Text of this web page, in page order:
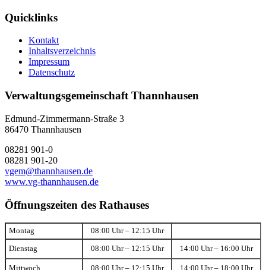
Quicklinks
Kontakt
Inhaltsverzeichnis
Impressum
Datenschutz
Verwaltungsgemeinschaft Thannhausen
Edmund-Zimmermann-Straße 3
86470 Thannhausen
08281 901-0
08281 901-20
vgem@thannhausen.de
www.vg-thannhausen.de
Öffnungszeiten des Rathauses
Montag 08:00 Uhr – 12:15 Uhr
Dienstag 08:00 Uhr – 12:15 Uhr 14:00 Uhr – 16:00 Uhr